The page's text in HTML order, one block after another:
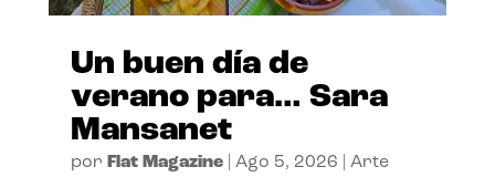
Un buen día de
verano para… Sara
Mansanet
por Flat Magazine| Ago 5, 2026 Arte